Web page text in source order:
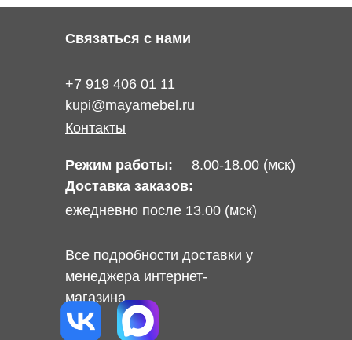
Связаться с нами
Режим работы:
Доставка заказов:
+7 919 406 01 11
kupi@mayamebel.ru
Все подробности доставки у
менеджера интернет-
магазина
ежедневно после 13.00 (мск)
8.00-18.00 (мск)
Контакты